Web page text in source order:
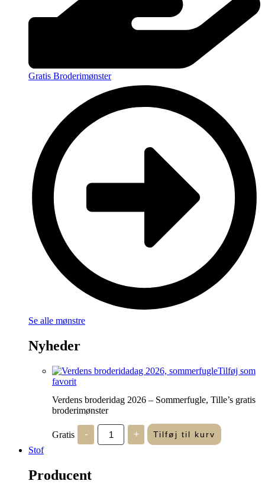
Gratis Broderimønster
Se alle mønstre
Nyheder
Tilføj som
favorit
Verdens broderidag 2026 – Sommerfugle, Tille’s gratis
broderimønster
Gratis -
Verdens
broderidag
2026
+ Tilføj til kurv
Stof
Producent